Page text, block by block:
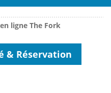
ligne The Fork
& Réservation